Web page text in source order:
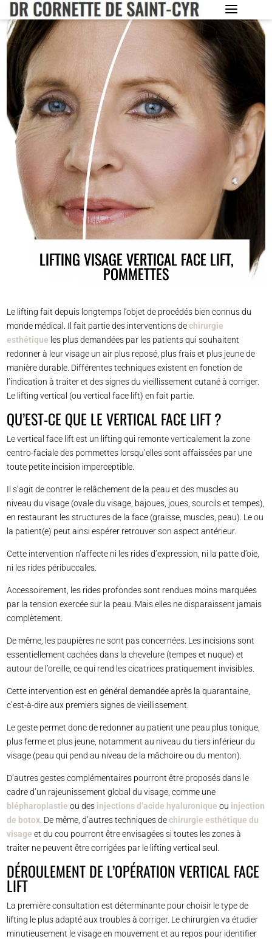
LIFTING VISAGE VERTICAL FACE LIFT,
POMMETTES
Le lifting fait depuis longtemps l’objet de procédés bien connus du
monde médical. Il fait partie des interventions dechirurgie
esthétique les plus demandées par les patients qui souhaitent
redonner à leur visage un air plus reposé, plus frais et plus jeune de
manière durable. Différentes techniques existent en fonction de
l’indication à traiter et des signes du vieillissement cutané à corriger.
Le lifting vertical (ou vertical face lift) en fait partie.
QU’EST-CE QUE LE VERTICAL FACE LIFT ?
Le vertical face lift est un lifting qui remonte verticalement la zone
centro-faciale des pommettes lorsqu’elles sont affaissées par une
toute petite incision imperceptible.
Il s’agit de contrer le relâchement de la peau et des muscles au
niveau du visage (ovale du visage, bajoues, joues, sourcils et tempes),
en restaurant les structures de la face (graisse, muscles, peau). Le ou
la patient(e) peut ainsi espérer retrouver son aspect antérieur.
Cette intervention n’affecte ni les rides d’expression, ni la patte d’oie,
ni les rides péribuccales.
Accessoirement, les rides profondes sont rendues moins marquées
par la tension exercée sur la peau. Mais elles ne disparaissent jamais
complètement.
De même, les paupières ne sont pas concernées. Les incisions sont
essentiellement cachées dans la chevelure (tempes et nuque) et
autour de l’oreille, ce qui rend les cicatrices pratiquement invisibles.
Cette intervention est en général demandée après la quarantaine,
c’est-à-dire aux premiers signes de vieillissement.
Le geste permet donc de redonner au patient une peau plus tonique,
plus ferme et plus jeune, notamment au niveau du tiers inférieur du
visage (peau qui pend au niveau de la mâchoire ou du menton).
D’autres gestes complémentaires pourront être proposés dans le
cadre d’un rajeunissement global du visage, comme une
blépharoplastie ou des injections d’acide hyaluronique ou injection
de botox . De même, d’autres techniques dechirurgie esthétique du
visage et du cou pourront être envisagées si toutes les zones à
traiter ne peuvent être corrigées par le lifting vertical seul.
DÉROULEMENT DE L’OPÉRATION VERTICAL FACE
LIFT
La première consultation est déterminante pour choisir le type de
lifting le plus adapté aux troubles à corriger. Le chirurgien va étudier
minutieusement le visage en mouvement et au repos pour identifier